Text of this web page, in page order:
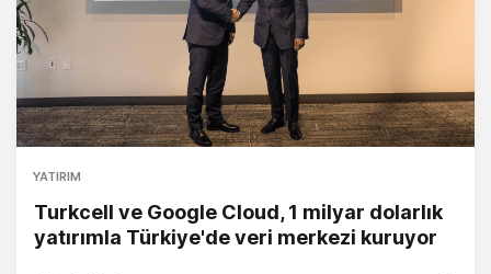
YATIRIM
Turkcell ve Google Cloud, 1 milyar dolarlık
yatırımla Türkiye'de veri merkezi kuruyor